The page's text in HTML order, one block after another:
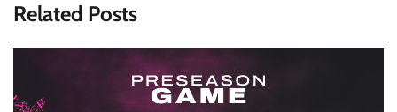
Related Posts